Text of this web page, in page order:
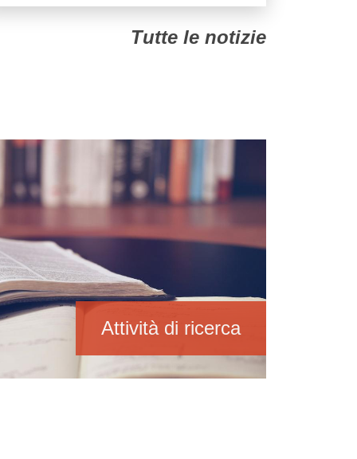
Tutte le notizie
Attività di ricerca